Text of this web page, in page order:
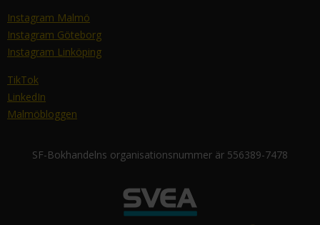
Instagram Malmö
Instagram Göteborg
Instagram Linköping
TikTok
LinkedIn
Malmöbloggen
SF-Bokhandelns organisationsnummer är 556389-7478